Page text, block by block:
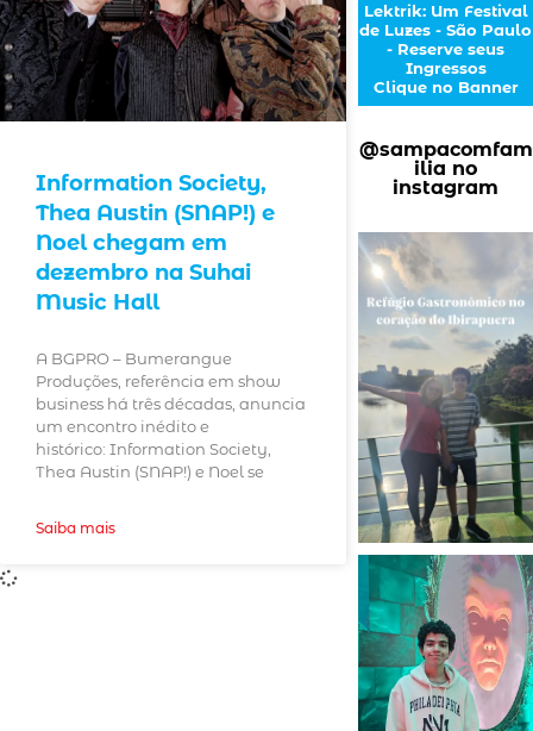
Information Society,
Thea Austin (SNAP!) e
Noel chegam em
dezembro na Suhai
Music Hall
A BGPRO – Bumerangue
Produções, referência em show
business há três décadas, anuncia
um encontro inédito e
histórico: Information Society,
Thea Austin (SNAP!) e Noel se
Saiba mais
Lektrik: Um Festival
de Luzes - São Paulo
- Reserve seus
Ingressos
Clique no Banner
@sampacomfam
ilia no
instagram